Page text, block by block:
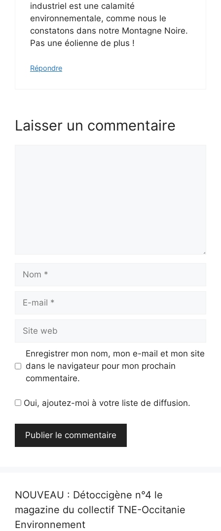
industriel est une calamité
environnementale, comme nous le
constatons dans notre Montagne Noire.
Pas une éolienne de plus !
Répondre
Laisser un commentaire
mail
web
Enregistrer mon nom, mon e-mail et mon site
dans le navigateur pour mon prochain
commentaire.
Oui, ajoutez-moi à votre liste de diffusion.
NOUVEAU : Détoccigène n°4 le
magazine du collectif TNE-Occitanie
Environnement